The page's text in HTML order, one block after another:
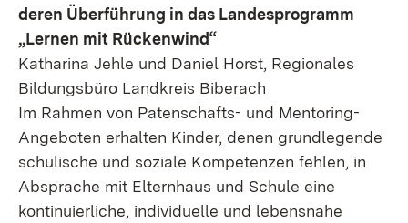
deren Überführung in das Landesprogramm
„Lernen mit Rückenwind“
Katharina Jehle und Daniel Horst, Regionales
Bildungsbüro Landkreis Biberach
Im Rahmen von Patenschafts- und Mentoring-
Angeboten erhalten Kinder, denen grundlegende
schulische und soziale Kompetenzen fehlen, in
Absprache mit Elternhaus und Schule eine
kontinuierliche, individuelle und lebensnahe